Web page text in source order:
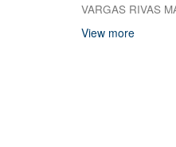
VARGAS RIVAS
View more